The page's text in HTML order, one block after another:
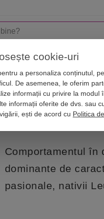
Zodii Astrologie Numerologie
cum se exprimă cel mai bine
Leu, cum se
Comportamentul în
dominante de
pasionale, nativii
cookie-uri
a personaliza conținutul,
De asemenea, le oferim
informații cu privire la modul
informații oferite de dvs. sau
ești de acord cu Politica